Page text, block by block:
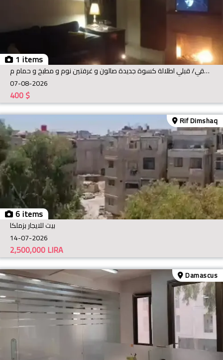
1 items
منزل مفروش للاجار بالمواصفات التالية شرقي/ قبلي اطلالة كسوة جديدة صالون و غرفتين نوم و مطبخ و حمام م
07-08-2026
$
400
6 items
Rif Dimshaq
بيت للايجار بزملكا
14-07-2026
LIRA
2,500,000
Damascus